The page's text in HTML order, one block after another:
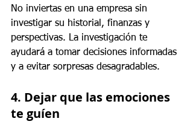
No inviertas en una empresa sin
investigar su historial, finanzas y
perspectivas. La investigación te
ayudará a tomar decisiones informadas
y a evitar sorpresas desagradables.
4. Dejar que las emociones
te guíen